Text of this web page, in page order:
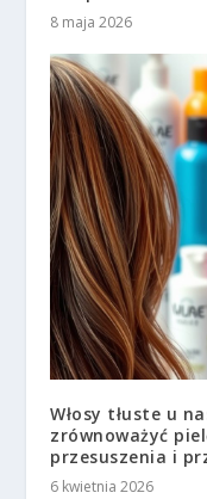
8 maja 2026
Włosy tłuste u
zrównoważyć
przesuszenia i
6 kwietnia 2026